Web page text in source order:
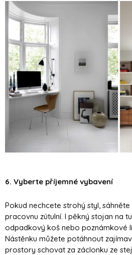
6. Vyberte příjemné vybavení
Pokud nechcete strohý styl,
pracovnu zútulní. I pěkný stojan na
odpadkový koš nebo poznámkové
Nástěnku můžete potáhnout
prostory schovat za záclonku ze